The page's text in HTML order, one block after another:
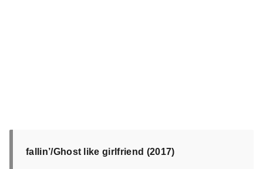
fallin’/Ghost like girlfriend (2017)